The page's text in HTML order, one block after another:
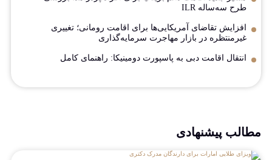
طرح سه‌ساله ILR
افزایش تقاضای آمریکایی‌ها برای اقامت رومانی؛ تغییری
غیرمنتظره در بازار مهاجرت سرمایه‌گذاری
انتقال اقامت دبی به پاسپورت دومینیکا: راهنمای کامل
مطالب پیشنهادی